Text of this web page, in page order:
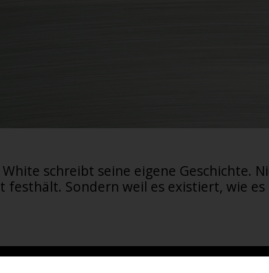
schreibt seine eigene Geschichte.
festhält. Sondern weil es existiert, wie